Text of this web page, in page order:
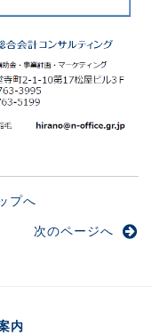
プへ
次のページへ
内